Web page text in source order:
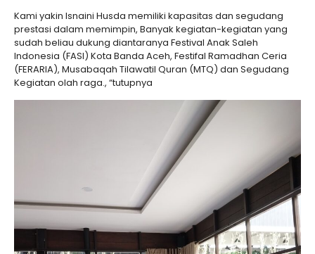
Kami yakin Isnaini Husda memiliki kapasitas dan segudang
prestasi dalam memimpin, Banyak kegiatan-kegiatan yang
sudah beliau dukung diantaranya Festival Anak Saleh
Indonesia (FASI) Kota Banda Aceh, Festifal Ramadhan Ceria
(FERARIA), Musabaqah Tilawatil Quran (MTQ) dan Segudang
Kegiatan olah raga., “tutupnya